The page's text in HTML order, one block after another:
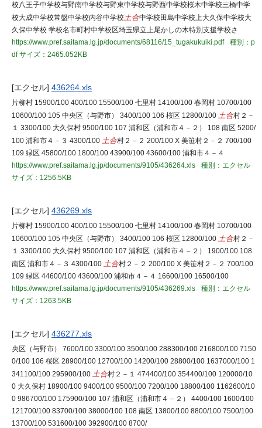
校八王子中学校与野南中学校与野東中学校与野西中学校桜木中学校三橋中学
校大成中学校常盤中学校内谷中学校土合中学校田島中学校上大久保中学校大
久保中学校 学校名市町村中学校区埼玉県立上尾かしの木特別支援学校さ
https://www.pref.saitama.lg.jp/documents/68116/15_tugakukuiki.pdf
種別：p
dfサイズ：2465.052KB
[エクセル] 436264.xls
片柳村 15900/100 400/100 15500/100 七里村 14100/100 春岡村 10700/100
10600/100 105 中央区（与野市） 3400/100 106 桜区 12800/100 土合村２－
１ 3300/100 大久保村 9500/100 107 浦和区（浦和市４－２） 108 南区 5200/
100 浦和市４－３ 4300/100 土合村２－２ 200/100 X 美笹村２－２ 700/100
109 緑区 45800/100 1800/100 43900/100 43600/100 浦和市４－４
https://www.pref.saitama.lg.jp/documents/9105/436264.xls
種別：エクセル
サイズ：1256.5KB
[エクセル] 436269.xls
片柳村 15900/100 400/100 15500/100 七里村 14100/100 春岡村 10700/100
10600/100 105 中央区（与野市） 3400/100 106 桜区 12800/100 土合村２－
１ 3300/100 大久保村 9500/100 107 浦和区（浦和市４－２） 1900/100 108
南区 浦和市４－３ 4300/100 土合村２－２ 200/100 X 美笹村２－２ 700/100
109 緑区 44600/100 43600/100 浦和市４－４ 16600/100 16500/100
https://www.pref.saitama.lg.jp/documents/9105/436269.xls
種別：エクセル
サイズ：1263.5KB
[エクセル] 436277.xls
央区（与野市） 7600/100 3300/100 3500/100 288300/100 216800/100 7150
0/100 106 桜区 28900/100 12700/100 14200/100 28800/100 1637000/100 1
341100/100 295900/100 土合村２－１ 474400/100 354400/100 120000/10
0 大久保村 18900/100 9400/100 9500/100 7200/100 18800/100 1162600/10
0 986700/100 175900/100 107 浦和区（浦和市４－２） 4400/100 1600/100
121700/100 83700/100 38000/100 108 南区 13800/100 8800/100 7500/100
13700/100 531600/100 392900/100 8700/